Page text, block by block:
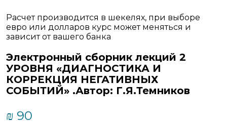
Расчет производится в шекелях, при выборе
евро или долларов курс может меняться и
зависит от вашего банка
Электронный сборник лекций 2
УРОВНЯ «ДИАГНОСТИКА И
КОРРЕКЦИЯ НЕГАТИВНЫХ
СОБЫТИЙ» .Автор: Г.Я.Темников
₪ 90